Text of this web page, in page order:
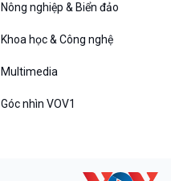
Nông nghiệp & Biển đảo
Khoa học & Công nghệ
Multimedia
Góc nhìn VOV1